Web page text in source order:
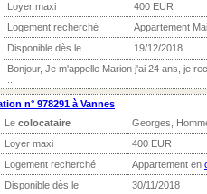
Loyer maxi
400 EUR
Logement recherché
Appartement
Disponible dès le
19/12/2018
Bonjour, Je m'appelle Marion j'ai 24 ans, je
n° 978291 à Vannes
Le colocataire
Georges,
Loyer maxi
400 EUR
Logement recherché
Appartement en
Disponible dès le
30/11/2018